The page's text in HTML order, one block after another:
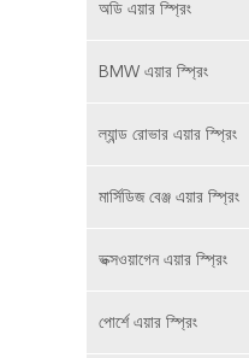
অডি এয়ার স্প্রিং
BMW এয়ার স্প্রিং
ল্যান্ড রোভার এয়ার স্প্রিং
মার্সিডিজ বেঞ্জ এয়ার স্প্রিং
ভক্সওয়াগেন এয়ার স্প্রিং
পোর্শে এয়ার স্প্রিং